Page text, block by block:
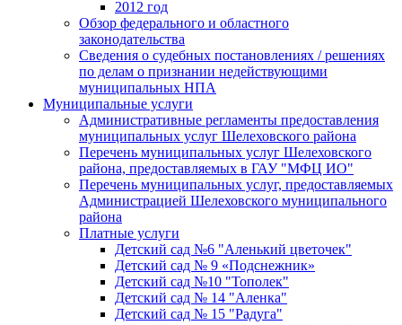
2012 год
Обзор федерального и областного
законодательства
Сведения о судебных постановлениях / решениях
по делам о признании недействующими
муниципальных НПА
Муниципальные услуги
Административные регламенты предоставления
муниципальных услуг Шелеховского района
Перечень муниципальных услуг Шелеховского
района, предоставляемых в ГАУ "МФЦ ИО"
Перечень муниципальных услуг, предоставляемых
Администрацией Шелеховского муниципального
района
Платные услуги
Детский сад №6 "Аленький цветочек"
Детский сад № 9 «Подснежник»
Детский сад №10 "Тополек"
Детский сад № 14 "Аленка"
Детский сад № 15 "Радуга"